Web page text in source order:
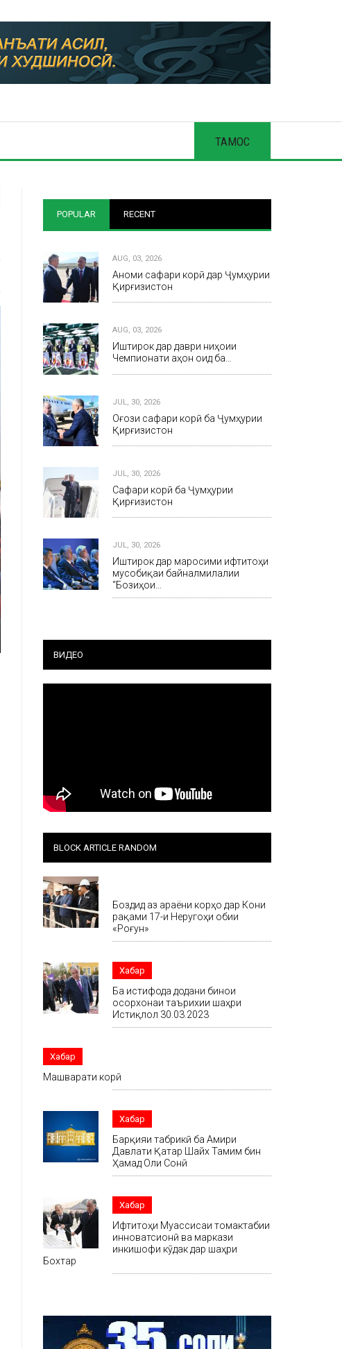
ТАМОС
POPULAR RECENT
AUG, 03, 2026
Анҷоми сафари корӣ дар Ҷумҳурии
Қирғизистон
AUG, 03, 2026
Иштирок дар даври ниҳоии
Чемпионати ҷаҳон оид ба…
JUL, 30, 2026
Оғози сафари корӣ ба Ҷумҳурии
Қирғизистон
JUL, 30, 2026
Сафари корӣ ба Ҷумҳурии
Қирғизистон
JUL, 30, 2026
Иштирок дар маросими ифтитоҳи
мусобиқаи байналмилалии
“Бозиҳои…
ВИДЕО
BLOCK ARTICLE RANDOM
Боздид аз ҷараёни корҳо дар Кони
рақами 17-и Неругоҳи обии
«Роғун»
Хабар
Ба истифода додани бинои
осорхонаи таърихии шаҳри
Истиқлол 30.03.2023
Хабар
Машварати корӣ
Хабар
Барқияи табрикӣ ба Амири
Давлати Қатар Шайх Тамим бин
Ҳамад Оли Сонӣ
Хабар
Ифтитоҳи Муассисаи томактабии
инноватсионӣ ва маркази
инкишофи кӯдак дар шаҳри
Бохтар